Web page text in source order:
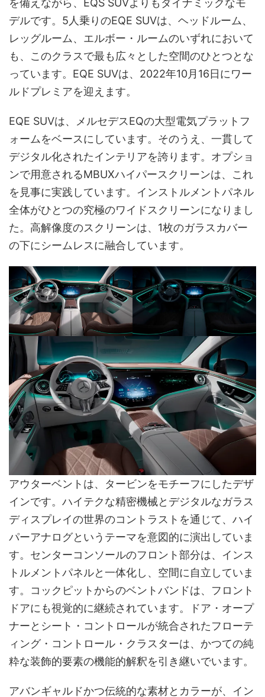
を備えながら、EQS SUVよりもダイナミックなモ
デルです。5人乗りのEQE SUVは、ヘッドルーム、
レッグルーム、エルボー・ルームのいずれにおいて
も、このクラスで最も広々とした空間のひとつとな
っています。EQE SUVは、2022年10月16日にワー
ルドプレミアを迎えます。
EQE SUVは、メルセデスEQの大型電気プラットフ
ォームをベースにしています。そのうえ、一貫して
デジタル化されたインテリアを誇ります。オプショ
ンで用意されるMBUXハイパースクリーンは、これ
を見事に実践しています。インストルメントパネル
全体がひとつの究極のワイドスクリーンになりまし
た。高解像度のスクリーンは、1枚のガラスカバー
の下にシームレスに融合しています。
アウターベントは、タービンをモチーフにしたデザ
インです。ハイテクな精密機械とデジタルなガラス
ディスプレイの世界のコントラストを通じて、ハイ
パーアナログというテーマを意図的に演出していま
す。センターコンソールのフロント部分は、インス
トルメントパネルと一体化し、空間に自立していま
す。コックピットからのベントバンドは、フロント
ドアにも視覚的に継続されています。ドア・オープ
ナーとシート・コントロールが統合されたフローテ
ィング・コントロール・クラスターは、かつての純
粋な装飾的要素の機能的解釈を引き継いでいます。
アバンギャルドかつ伝統的な素材とカラーが、イン